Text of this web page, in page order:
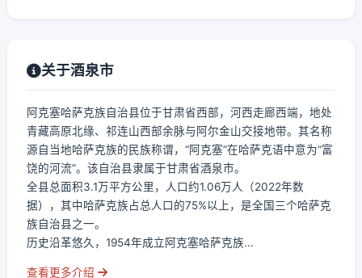
关于酒泉市
阿克塞哈萨克族自治县位于甘肃省西部，河西走廊西端，地处
青藏高原北缘、祁连山西部余脉与阿尔金山交接地带。其名称
源自当地哈萨克族的民族称谓，“阿克塞”在哈萨克语中意为“富
饶的河流”。该自治县隶属于甘肃省酒泉市。
全县总面积3.1万平方公里，人口约1.06万人（2022年数
据），其中哈萨克族占总人口的75%以上，是全国三个哈萨克
族自治县之一。
历史沿革悠久，1954年成立阿克塞哈萨克族...
查看更多介绍